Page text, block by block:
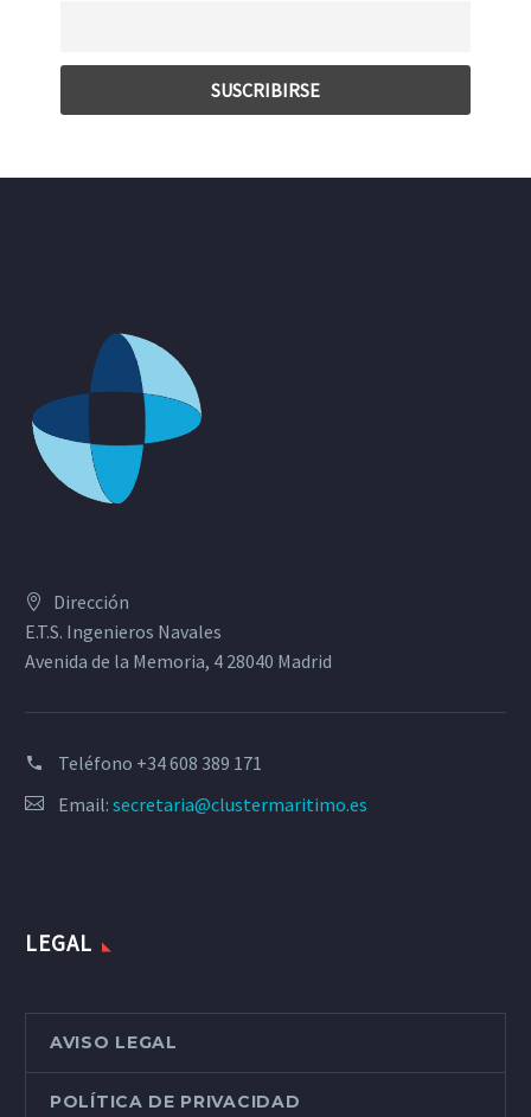
Dirección
E.T.S. Ingenieros Navales
Avenida de la Memoria, 4 28040 Madrid
Teléfono +34 608 389 171
Email: secretaria@clustermaritimo.es
LEGAL
AVISO LEGAL
POLÍTICA DE PRIVACIDAD